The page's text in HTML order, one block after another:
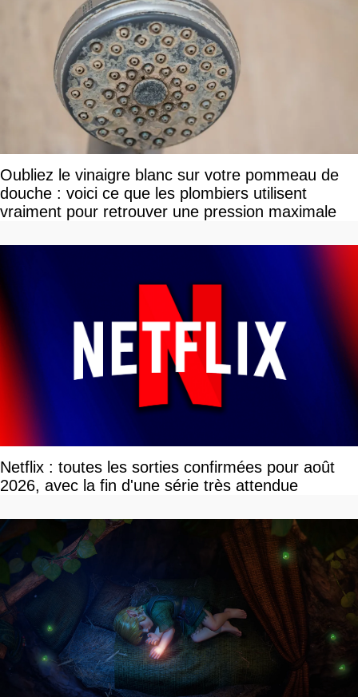
Oubliez le vinaigre blanc sur votre pommeau de
douche : voici ce que les plombiers utilisent
vraiment pour retrouver une pression maximale
Netflix : toutes les sorties confirmées pour août
2026, avec la fin d'une série très attendue